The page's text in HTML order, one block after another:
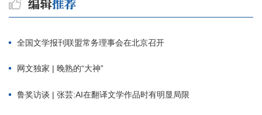
全国文学报刊联盟常务理事会在北京召开
网文独家 | 晚熟的“大神”
鲁奖访谈 | 张芸:AI在翻译文学作品时有明显局限